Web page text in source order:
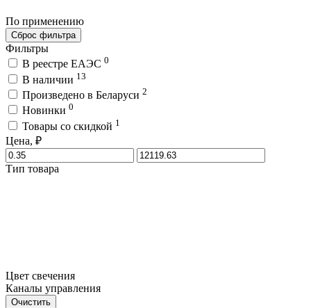
По применению
Сброс фильтра
Фильтры
В реестре ЕАЭС 0
В наличии 13
Произведено в Беларуси 2
Новинки 0
Товары со скидкой 1
Цена, ₽
Тип товара
Цвет свечения
Каналы управления
Очистить